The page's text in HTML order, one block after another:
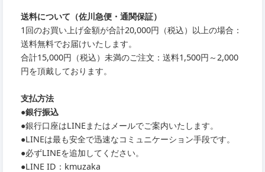
送料について（佐川急便・通関保証）
1回のお買い上げ金額が合計20,000円（税込）以上の場合：
送料無料でお届けいたします。
合計15,000円（税込）未満のご注文：送料1,500円～2,000
円を頂戴しております。
支払方法
●銀行振込
●銀行口座はLINEまたはメールでご案内いたします。
●LINEは最も安全で迅速なコミュニケーション手段です。
●必ずLINEを追加してください。
●LINE ID：kmuzaka